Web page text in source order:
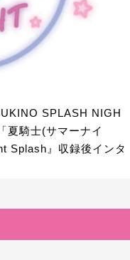
SPLASH NIGH
夏騎士(サマーナイ
Splash』収録後インタ